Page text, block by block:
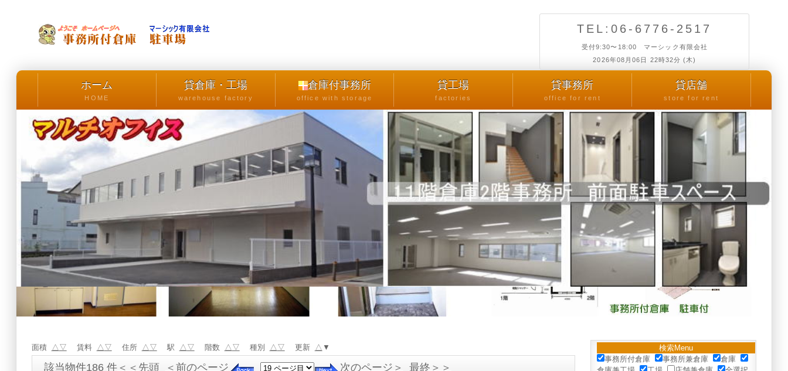
TEL:06-6776-2517
受付9:30〜18:00 マーシック有限会社
2026年08月06日 22時32分 (木)
ホーム
HOME
貸倉庫・工場
warehouse factory
倉庫付事務所
office with storage
貸工場
factories
貸事務所
office for rent
貸店舗
store for rent
面積 △ ▽ 賃料 △ ▽ 住所 △ ▽ 駅 △ ▽ 階数 △ ▽ 種別 △ ▽ 更新 △ ▼
該当物件186 件＜＜先頭 ＜前のページ 次のページ＞ 最終＞＞
検索Menu
事務所付倉庫
事務所兼倉庫
倉庫